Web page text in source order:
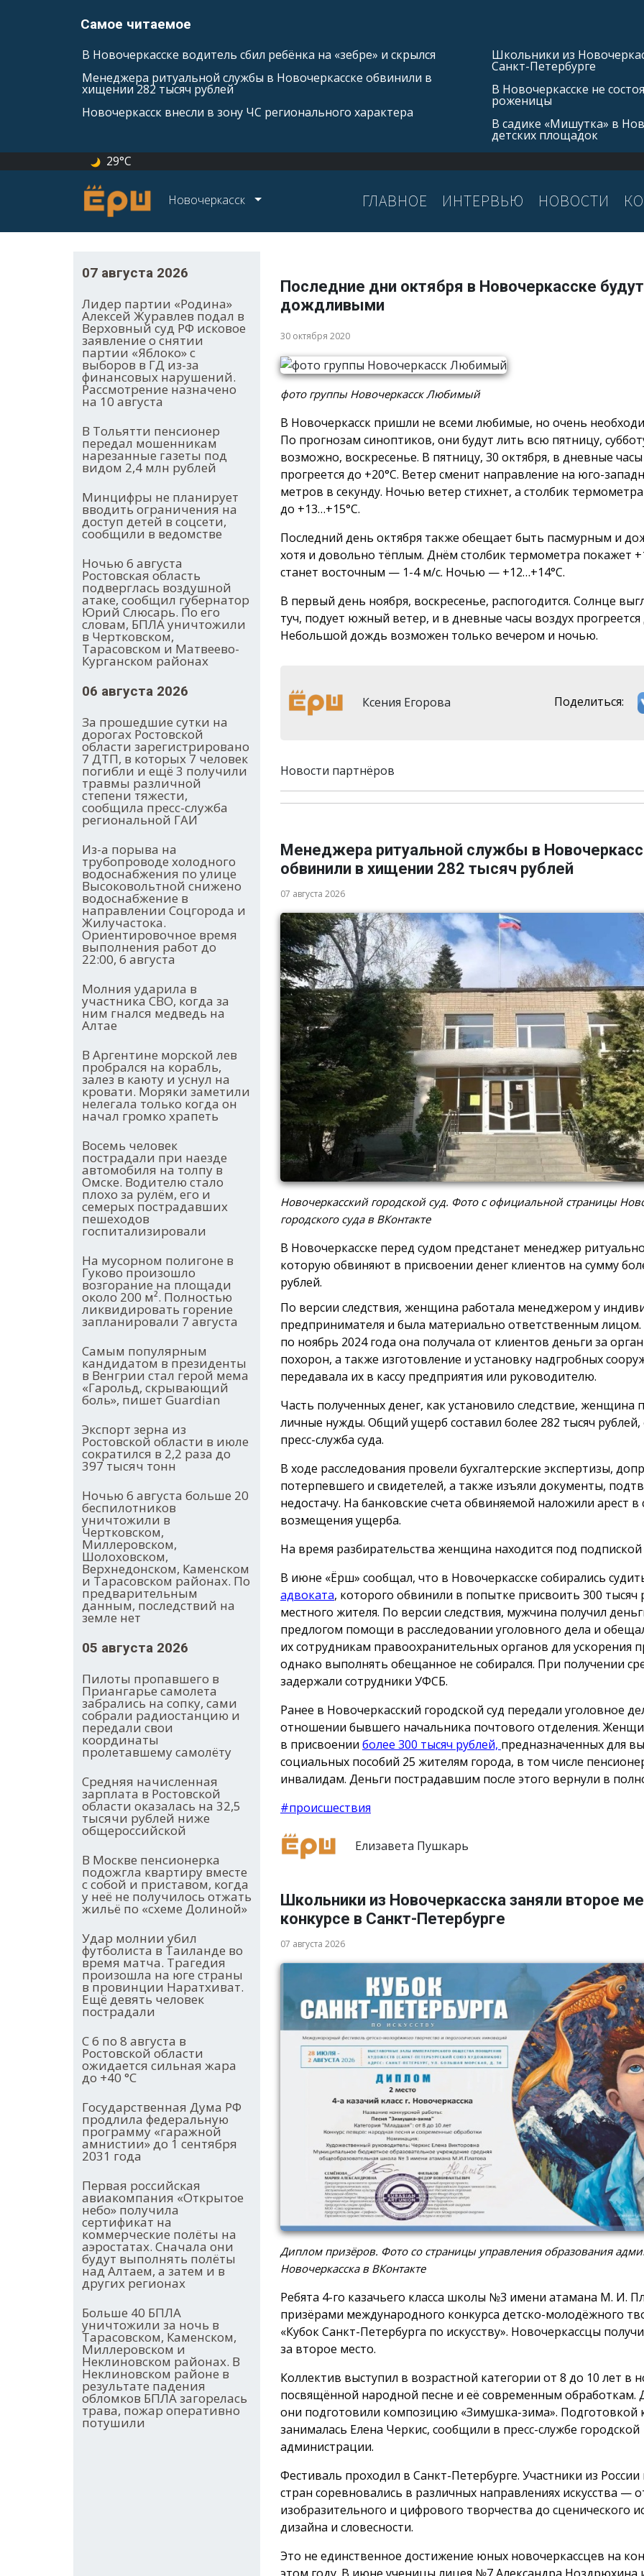
Самое читаемое
В Новочеркасске водитель сбил ребёнка на «зебре» и скрылся
Менеджера ритуальной службы в Новочеркасске обвинили в
хищении 282 тысяч рублей
Новочеркасск внесли в зону ЧС регионального характера
Школьники из
Санкт-Петербурге
В Новочеркасске не
роженицы
В садике «Мишутка» в
детских площадок
29°C
Новочеркасск ГЛАВНОЕ ИНТЕРВЬЮ НОВОСТИ
07 августа 2026
Лидер партии «Родина»
Алексей Журавлев подал в
Верховный суд РФ исковое
заявление о снятии
партии «Яблоко» с
выборов в ГД из-за
финансовых нарушений.
Рассмотрение назначено
на 10 августа
В Тольятти пенсионер
передал мошенникам
нарезанные газеты под
видом 2,4 млн рублей
Минцифры не планирует
вводить ограничения на
доступ детей в соцсети,
сообщили в ведомстве
Ночью 6 августа
Ростовская область
подверглась воздушной
атаке, сообщил губернатор
Юрий Слюсарь. По его
словам, БПЛА уничтожили
в Чертковском,
Тарасовском и Матвеево-
Курганском районах
06 августа 2026
За прошедшие сутки на
дорогах Ростовской
области зарегистрировано
7 ДТП, в которых 7 человек
погибли и ещё 3 получили
травмы различной
степени тяжести,
сообщила пресс-служба
региональной ГАИ
Из-а порыва на
трубопроводе холодного
водоснабжения по улице
Высоковольтной снижено
водоснабжение в
направлении Соцгорода и
Жилучастока.
Ориентировочное время
выполнения работ до
22:00, 6 августа
Молния ударила в
участника СВО, когда за
ним гнался медведь на
Алтае
В Аргентине морской лев
пробрался на корабль,
залез в каюту и уснул на
кровати. Моряки заметили
нелегала только когда он
начал громко храпеть
Восемь человек
пострадали при наезде
автомобиля на толпу в
Омске. Водителю стало
плохо за рулём, его и
семерых пострадавших
пешеходов
госпитализировали
На мусорном полигоне в
Гуково произошло
возгорание на площади
около 200 м². Полностью
ликвидировать горение
запланировали 7 августа
Самым популярным
кандидатом в президенты
в Венгрии стал герой мема
«Гарольд, скрывающий
боль», пишет Guardian
Экспорт зерна из
Ростовской области в июле
сократился в 2,2 раза до
397 тысяч тонн
Ночью 6 августа больше 20
беспилотников
уничтожили в
Чертковском,
Миллеровском,
Шолоховском,
Верхнедонском, Каменском
и Тарасовском районах. По
предварительным
данным, последствий на
земле нет
05 августа 2026
Пилоты пропавшего в
Приангарье самолета
забрались на сопку, сами
собрали радиостанцию и
передали свои
координаты
пролетавшему самолёту
Средняя начисленная
зарплата в Ростовской
области оказалась на 32,5
тысячи рублей ниже
общероссийской
В Москве пенсионерка
подожгла квартиру вместе
с собой и приставом, когда
у неё не получилось отжать
жильё по «схеме Долиной»
Удар молнии убил
футболиста в Таиланде во
время матча. Трагедия
произошла на юге страны
в провинции Наратхиват.
Ещё девять человек
пострадали
С 6 по 8 августа в
Ростовской области
ожидается сильная жара
до +40 °С
Государственная Дума РФ
продлила федеральную
программу «гаражной
амнистии» до 1 сентября
2031 года
Первая российская
авиакомпания «Открытое
небо» получила
сертификат на
коммерческие полёты на
аэростатах. Сначала они
будут выполнять полёты
над Алтаем, а затем и в
других регионах
Больше 40 БПЛА
уничтожили за ночь в
Тарасовском, Каменском,
Миллеровском и
Неклиновском районах. В
Неклиновском районе в
результате падения
обломков БПЛА загорелась
трава, пожар оперативно
потушили
Последние дни октября в Новочеркасске будут
дождливыми
30 октября 2020
фото группы Новочеркасск Любимый
В Новочеркасск пришли не всеми любимые, но очень
По прогнозам синоптиков, они будут лить всю пятницу,
возможно, воскресенье. В пятницу, 30 октября, в дневные
прогреется до +20°C. Ветер сменит направление на юго-
метров в секунду. Ночью ветер стихнет, а столбик термометра
до +13…+15°C.
Последний день октября также обещает быть пасмурным и
хотя и довольно тёплым. Днём столбик термометра покажет
станет восточным — 1-4 м/с. Ночью — +12…+14°C.
В первый день ноября, воскресенье, распогодится. Солнце
туч, подует южный ветер, и в дневные часы воздух прогреется
Небольшой дождь возможен только вечером и ночью.
Ксения Егорова Поделиться:
Новости партнёров
Менеджера ритуальной службы в
обвинили в хищении 282 тысяч рублей
07 августа 2026
Новочеркасский городской суд. Фото с официальной страницы
городского суда в ВКонтакте
В Новочеркасске перед судом предстанет менеджер
которую обвиняют в присвоении денег клиентов на сумму
рублей.
По версии следствия, женщина работала менеджером у
предпринимателя и была материально ответственным лицом.
по ноябрь 2024 года она получала от клиентов деньги за
похорон, а также изготовление и установку надгробных
передавала их в кассу предприятия или руководителю.
Часть полученных денег, как установило следствие, женщина
личные нужды. Общий ущерб составил более 282 тысяч
пресс-служба суда.
В ходе расследования провели бухгалтерские экспертизы,
потерпевшего и свидетелей, а также изъяли документы,
недостачу. На банковские счета обвиняемой наложили арест в
возмещения ущерба.
На время разбирательства женщина находится под
В июне «Ёрш» сообщал, что в Новочеркасске собирались
адвоката, которого обвинили в попытке присвоить 300 тысяч
местного жителя. По версии следствия, мужчина получил
предлогом помощи в расследовании уголовного дела и
их сотрудникам правоохранительных органов для ускорения
однако выполнять обещанное не собирался. При получении
задержали сотрудники УФСБ.
Ранее в Новочеркасский городской суд передали уголовное
отношении бывшего начальника почтового отделения.
в присвоении более 300 тысяч рублей, предназначенных для
социальных пособий 25 жителям города, в том числе
инвалидам. Деньги пострадавшим после этого вернули в
#происшествия
Елизавета Пушкарь
Школьники из Новочеркасска заняли второе
конкурсе в Санкт-Петербурге
07 августа 2026
Диплом призёров. Фото со страницы управления образования
Новочеркасска в ВКонтакте
Ребята 4-го казачьего класса школы №3 имени атамана М. И.
призёрами международного конкурса детско-молодёжного
«Кубок Санкт-Петербурга по искусству». Новочеркассцы
за второе место.
Коллектив выступил в возрастной категории от 8 до 10 лет в
посвящённой народной песне и её современным обработкам.
они подготовили композицию «Зимушка-зима». Подготовкой
занималась Елена Черкис, сообщили в пресс-службе городской
администрации.
Фестиваль проходил в Санкт-Петербурге. Участники из России
стран соревновались в различных направлениях искусства —
изобразительного и цифрового творчества до сценического
дизайна и словесности.
Это не единственное достижение юных новочеркассцев на